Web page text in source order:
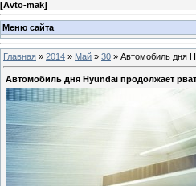
[Avto-mak]
Меню сайта
Главная » 2014 » Май » 30 » Автомобиль дня
Автомобиль дня Hyundai продолжает